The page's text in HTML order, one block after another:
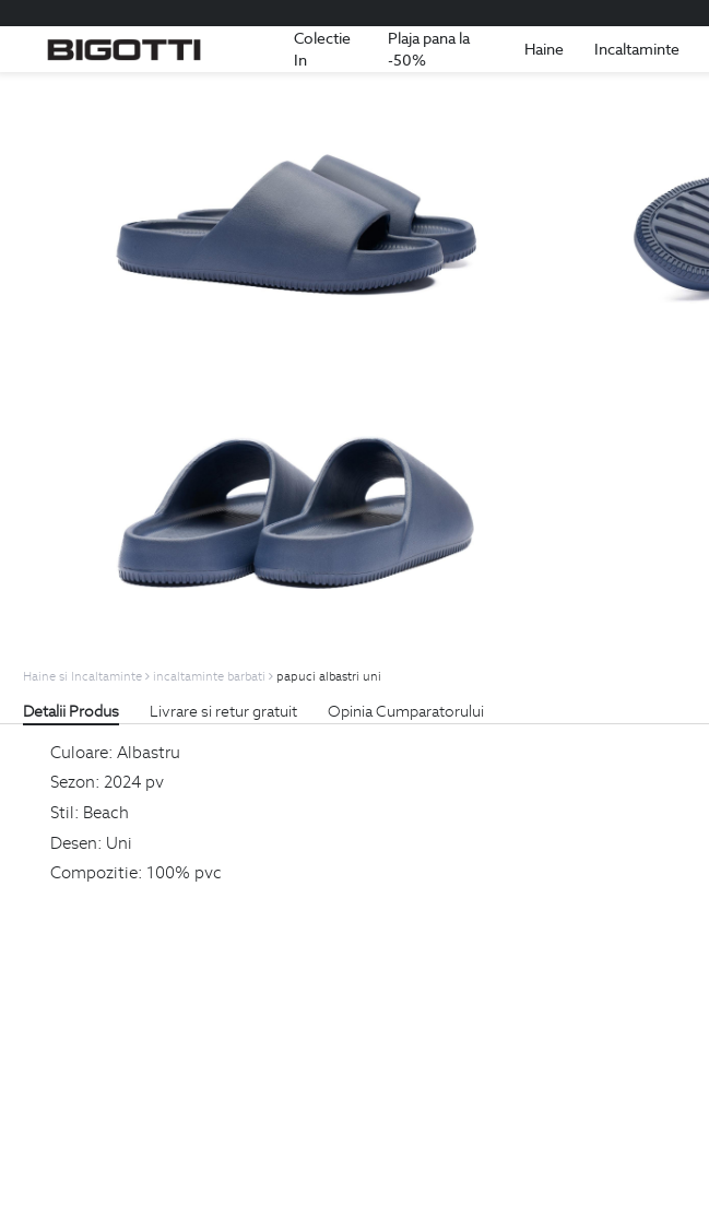
Colectie
In
Plaja pana la
-50%
Haine Incaltaminte
Haine si Incaltaminte incaltaminte barbati papuci albastri uni
Detalii Produs Livrare si retur gratuit Opinia Cumparatorului
Culoare: Albastru
Sezon: 2024 pv
Stil: Beach
Desen: Uni
Compozitie: 100% pvc